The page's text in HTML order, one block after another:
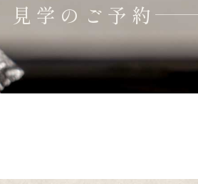
見学のご予約